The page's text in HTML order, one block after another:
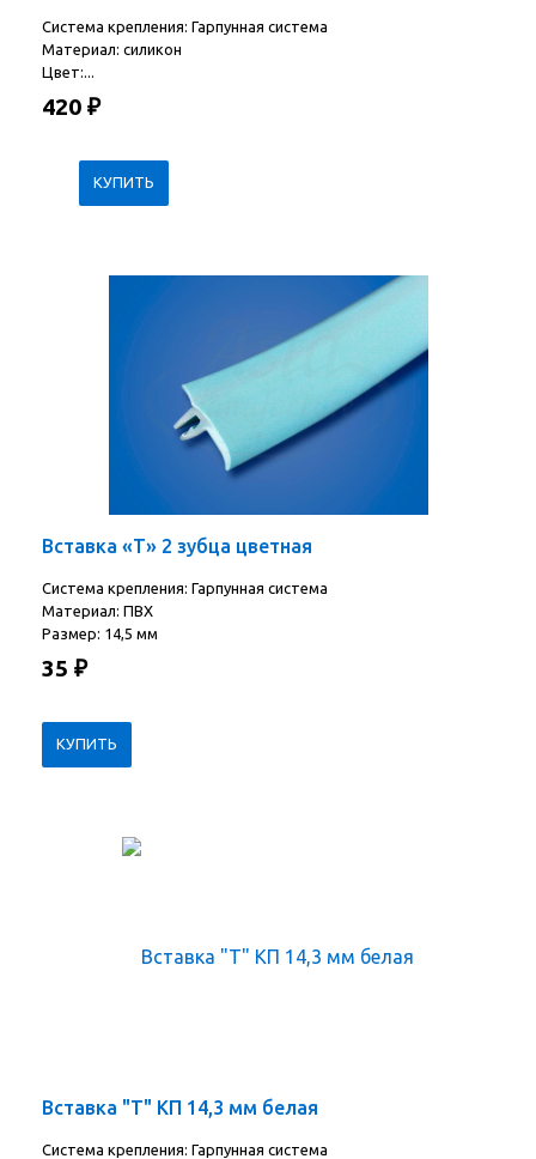
Система крепления: Гарпунная система
Материал: силикон
Цвет:...
420 ₽
Вставка «Т» 2 зубца цветная
Система крепления: Гарпунная система
Материал: ПВХ
Размер: 14,5 мм
35 ₽
Вставка "Т" КП 14,3 мм белая
Система крепления: Гарпунная система